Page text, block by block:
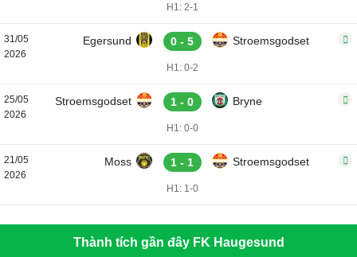
H1: 2-1
31/05
2026
Egersund 0 - 5 Stroemsgodset
H1: 0-2
25/05
2026
Stroemsgodset 1 - 0 Bryne
H1: 0-0
21/05
2026
Moss 1 - 1 Stroemsgodset
H1: 1-0
Thành tích gần đây FK Haugesund